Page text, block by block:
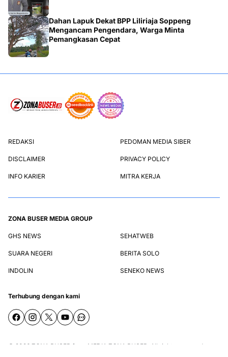
Dahan Lapuk Dekat BPP Liliriaja Soppeng
Mengancam Pengendara, Warga Minta
Pemangkasan Cepat
REDAKSI PEDOMAN MEDIA SIBER
DISCLAIMER PRIVACY POLICY
INFO KARIER MITRA KERJA
ZONA BUSER MEDIA GROUP
GHS NEWS SEHATWEB
SUARA NEGERI BERITA SOLO
INDOLIN SENEKO NEWS
Terhubung dengan kami
© 2026 ZONA BUSER from MEDIA ZONA BUSER . All rights reserved.